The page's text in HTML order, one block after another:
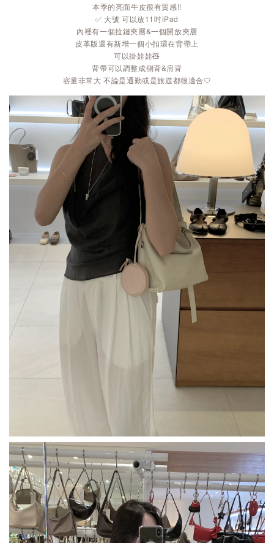
本季的亮面牛皮很有質感!!
✅ 大號 可以放11吋iPad
內裡有一個拉鏈夾層&一個開放夾層
皮革版還有新增一個小扣環在背帶上
可以掛娃娃🧸
背帶可以調整成側背&肩背
容量非常大 不論是通勤或是旅遊都很適合🤍